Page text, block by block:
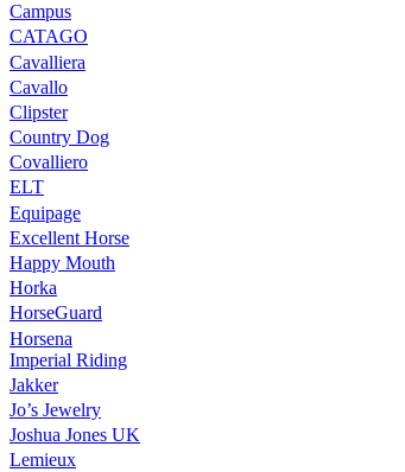
Campus
CATAGO
Cavalliera
Cavallo
Clipster
Country Dog
Covalliero
ELT
Equipage
Excellent Horse
Happy Mouth
Horka
HorseGuard
Horsena
Imperial Riding
Jakker
Jo’s Jewelry
Joshua Jones UK
Lemieux